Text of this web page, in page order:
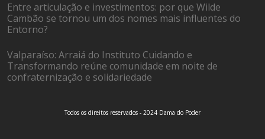
Entre articulação e investimentos: por que Wilde
Cambão se tornou um dos nomes mais influentes do
Entorno?
Valparaíso: Arraiá do Instituto Cuidando e
Transformando reúne comunidade em noite de
confraternização e solidariedade
Todos os direitos reservados - 2024 Dama do Poder